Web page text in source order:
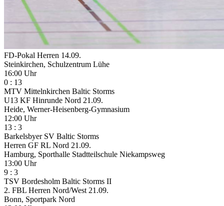
FD-Pokal Herren 14.09.
Steinkirchen, Schulzentrum Lühe
16:00 Uhr
0 : 13
MTV Mittelnkirchen Baltic Storms
U13 KF Hinrunde Nord 21.09.
Heide, Werner-Heisenberg-Gymnasium
12:00 Uhr
13 : 3
Barkelsbyer SV Baltic Storms
Herren GF RL Nord 21.09.
Hamburg, Sporthalle Stadtteilschule Niekampsweg
13:00 Uhr
9 : 3
TSV Bordesholm Baltic Storms II
2. FBL Herren Nord/West 21.09.
Bonn, Sportpark Nord